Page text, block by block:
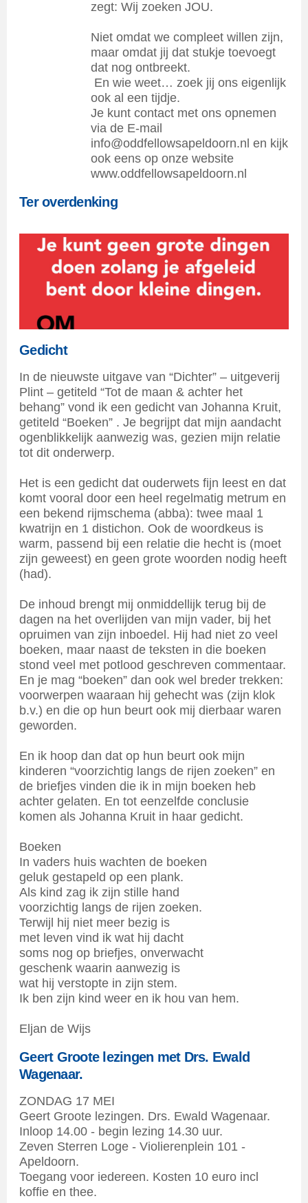
zegt: Wij zoeken JOU.
Niet omdat we compleet willen zijn,
maar omdat jij dat stukje toevoegt
dat nog ontbreekt.
En wie weet… zoek jij ons eigenlijk
ook al een tijdje.
Je kunt contact met ons opnemen
via de E-mail
info@oddfellowsapeldoorn.nl en kijk
ook eens op onze website
www.oddfellowsapeldoorn.nl
Ter overdenking
Gedicht
In de nieuwste uitgave van “Dichter” – uitgeverij
Plint – getiteld “Tot de maan & achter het
behang” vond ik een gedicht van Johanna Kruit,
getiteld “Boeken” . Je begrijpt dat mijn aandacht
ogenblikkelijk aanwezig was, gezien mijn relatie
tot dit onderwerp.
Het is een gedicht dat ouderwets fijn leest en dat
komt vooral door een heel regelmatig metrum en
een bekend rijmschema (abba): twee maal 1
kwatrijn en 1 distichon. Ook de woordkeus is
warm, passend bij een relatie die hecht is (moet
zijn geweest) en geen grote woorden nodig heeft
(had).
De inhoud brengt mij onmiddellijk terug bij de
dagen na het overlijden van mijn vader, bij het
opruimen van zijn inboedel. Hij had niet zo veel
boeken, maar naast de teksten in die boeken
stond veel met potlood geschreven commentaar.
En je mag “boeken” dan ook wel breder trekken:
voorwerpen waaraan hij gehecht was (zijn klok
b.v.) en die op hun beurt ook mij dierbaar waren
geworden.
En ik hoop dan dat op hun beurt ook mijn
kinderen “voorzichtig langs de rijen zoeken” en
de briefjes vinden die ik in mijn boeken heb
achter gelaten. En tot eenzelfde conclusie
komen als Johanna Kruit in haar gedicht.
Boeken
In vaders huis wachten de boeken
geluk gestapeld op een plank.
Als kind zag ik zijn stille hand
voorzichtig langs de rijen zoeken.
Terwijl hij niet meer bezig is
met leven vind ik wat hij dacht
soms nog op briefjes, onverwacht
geschenk waarin aanwezig is
wat hij verstopte in zijn stem.
Ik ben zijn kind weer en ik hou van hem.
Eljan de Wijs
Geert Groote lezingen met Drs. Ewald
Wagenaar.
ZONDAG 17 MEI
Geert Groote lezingen. Drs. Ewald Wagenaar.
Inloop 14.00 - begin lezing 14.30 uur.
Zeven Sterren Loge - Violierenplein 101 -
Apeldoorn.
Toegang voor iedereen. Kosten 10 euro incl
koffie en thee.